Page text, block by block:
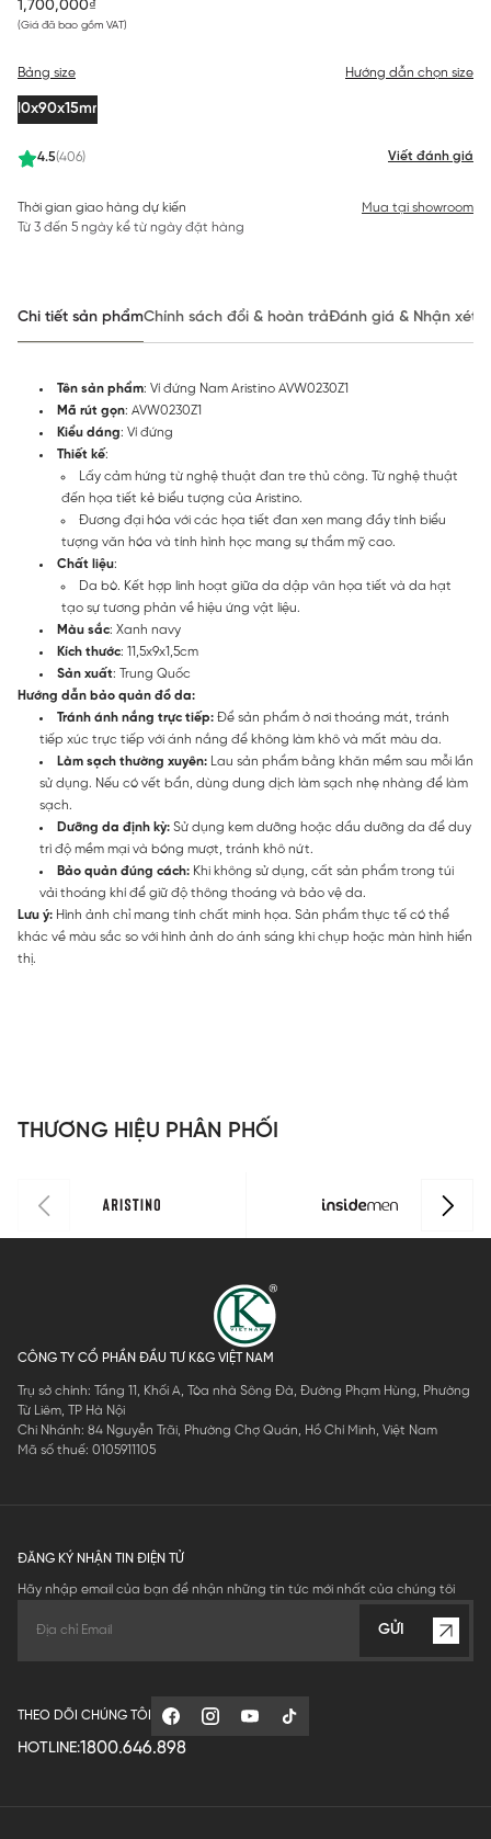
1,700,000₫
(Giá đã bao gồm VAT)
4.5(406) Viết đánh giá
Bảng size Hướng dẫn chọn size
110x90x15mm
Thời gian giao hàng dự kiến
Từ 3 đến 5 ngày kể từ ngày đặt hàng
Mua tại showroom
Chi tiết sản phẩmChính sách đổi & hoàn trảĐánh giá & Nhận xét
Tên sản phẩm: Ví đứng Nam Aristino AVW0230Z1
Mã rút gọn: AVW0230Z1
Kiểu dáng: Ví đứng
Thiết kế:
Lấy cảm hứng từ nghệ thuật đan tre thủ công. Từ nghệ thuật
đến họa tiết kẻ biểu tượng của Aristino.
Đương đại hóa với các họa tiết đan xen mang đầy tính biểu
tượng văn hóa và tính hình học mang sự thẩm mỹ cao.
Chất liệu:
Da bò. Kết hợp linh hoạt giữa da dập vân họa tiết và da hạt
tạo sự tương phản về hiệu ứng vật liệu.
Màu sắc: Xanh navy
Kích thước: 11,5x9x1,5cm
Sản xuất: Trung Quốc
Hướng dẫn bảo quản đồ da:
Tránh ánh nắng trực tiếp: Để sản phẩm ở nơi thoáng mát, tránh
tiếp xúc trực tiếp với ánh nắng để không làm khô và mất màu da.
Làm sạch thường xuyên: Lau sản phẩm bằng khăn mềm sau mỗi lần
sử dụng. Nếu có vết bẩn, dùng dung dịch làm sạch nhẹ nhàng để làm
sạch.
Dưỡng da định kỳ: Sử dụng kem dưỡng hoặc dầu dưỡng da để duy
trì độ mềm mại và bóng mượt, tránh khô nứt.
Bảo quản đúng cách: Khi không sử dụng, cất sản phẩm trong túi
vải thoáng khí để giữ độ thông thoáng và bảo vệ da.
Lưu ý: Hình ảnh chỉ mang tính chất minh họa. Sản phẩm thực tế có thể
khác về màu sắc so với hình ảnh do ánh sáng khi chụp hoặc màn hình hiển
thị.
THƯƠNG HIỆU PHÂN PHỐI
CÔNG TY CỔ PHẦN ĐẦU TƯ K&G VIỆT NAM
Trụ sở chính: Tầng 11, Khối A, Tòa nhà Sông Đà, Đường Phạm Hùng, Phường
Từ Liêm, TP Hà Nội
Chi Nhánh: 84 Nguyễn Trãi, Phường Chợ Quán, Hồ Chí Minh, Việt Nam
Mã số thuế: 0105911105
ĐĂNG KÝ NHẬN TIN ĐIỆN TỬ
Hãy nhập email của bạn để nhận những tin tức mới nhất của chúng tôi
GỬI
THEO DÕI CHÚNG TÔI
HOTLINE:1800.646.898